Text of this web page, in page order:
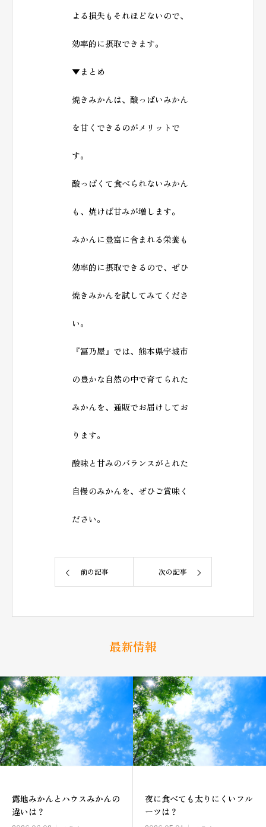
よる損失もそれほどないので、
効率的に摂取できます。
▼まとめ
焼きみかんは、酸っぱいみかん
を甘くできるのがメリットで
す。
酸っぱくて食べられないみかん
も、焼けば甘みが増します。
みかんに豊富に含まれる栄養も
効率的に摂取できるので、ぜひ
焼きみかんを試してみてくださ
い。
『冨乃屋』では、熊本県宇城市
の豊かな自然の中で育てられた
みかんを、通販でお届けしてお
ります。
酸味と甘みのバランスがとれた
自慢のみかんを、ぜひご賞味く
ださい。
前の記事 次の記事
最新情報
露地みかんとハウスみかんの
違いは？
夜に食べても太りにくいフル
ーツは？